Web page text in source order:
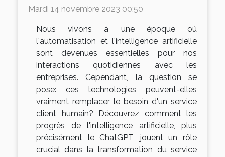
Mardi 14 novembre 2023 00:50
Nous vivons à une époque où
l'automatisation et l'intelligence artificielle
sont devenues essentielles pour nos
interactions quotidiennes avec les
entreprises. Cependant, la question se
pose: ces technologies peuvent-elles
vraiment remplacer le besoin d'un service
client humain? Découvrez comment les
progrès de l'intelligence artificielle, plus
précisément le ChatGPT, jouent un rôle
crucial dans la transformation du service